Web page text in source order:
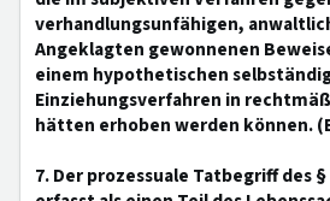
verhandlungsunfähigen,
Angeklagten gewonnenen
einem hypothetischen
Einziehungsverfahren in
hätten erhoben werden können.
7. Der prozessuale Tatbegriff des §